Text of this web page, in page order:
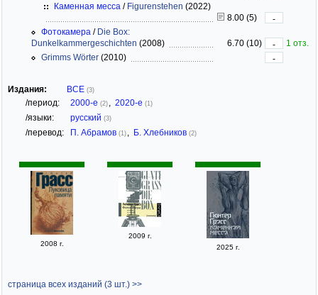
Каменная месса / Figurenstehen (2022)
8.00 (5)
-
Фотокамера / Die Box:
Dunkelkammergeschichten (2008) 6.70 (10) -
1 отз.
Grimms Wörter (2010) -
Издания: ВСЕ (3)
/период: 2000-е (2) 2020-е (1)
/языки: русский (3)
/перевод: П. Абрамов (1) Б. Хлебников (2)
2008 г.
2009 г.
2025 г.
страница всех изданий (3 шт.) >>